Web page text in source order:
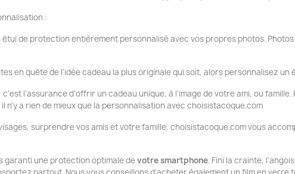
:
de protection entièrement personnalisé avec vos propres photos.
en quête de l'idée cadeau la plus originale qui soit, alors personnalisez un
l'assurance d'offrir un cadeau unique, à l'image de votre ami, ou
n'y a rien de mieux que la personnalisation avec choisistacoque.com
surprendre vos amis et votre famille, choisistacoque.com vous
garanti une protection optimale devotre smartphone. Fini la crainte,